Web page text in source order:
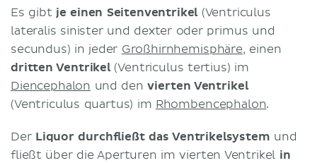
Es gibt je einen Seitenventrikel(Ventriculus
lateralis sinister und dexter oder primus und
secundus) in jeder Großhirnhemisphäre, einen
dritten Ventrikel(Ventriculus tertius) im
Diencephalon und denvierten Ventrikel
(Ventriculus quartus) im Rhombencephalon.
Der Liquor durchfließt das Ventrikelsystem und
fließt über die Aperturen im vierten Ventrikel in